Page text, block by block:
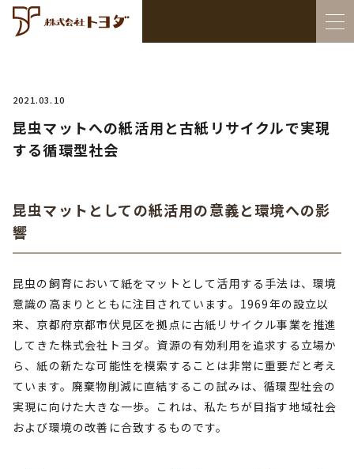
2021.03.10
昆虫マットへの紙活用と古紙リサイクルで実現
する循環型社会
昆虫マットとしての紙活用の意義と環境への影
響
昆虫の飼育において紙をマットとして活用する手法は、環境
意識の高まりとともに注目されています。1969年の設立以
来、京都府京都市伏見区を拠点に古紙リサイクル事業を推進
してきた株式会社トヨダ。資源の有効利用を追求する立場か
ら、紙の新たな可能性を模索することは非常に重要だと考え
ています。廃棄物削減に直結するこの試みは、循環型社会の
実現に向けた大きな一歩。これは、私たちが目指す地域社会
および環境の改善に合致するものです。